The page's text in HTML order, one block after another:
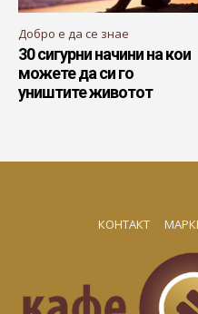
Добро е да се знае
30 сигурни начини на кои
можете да си го
уништите животот
КОНТАКТ